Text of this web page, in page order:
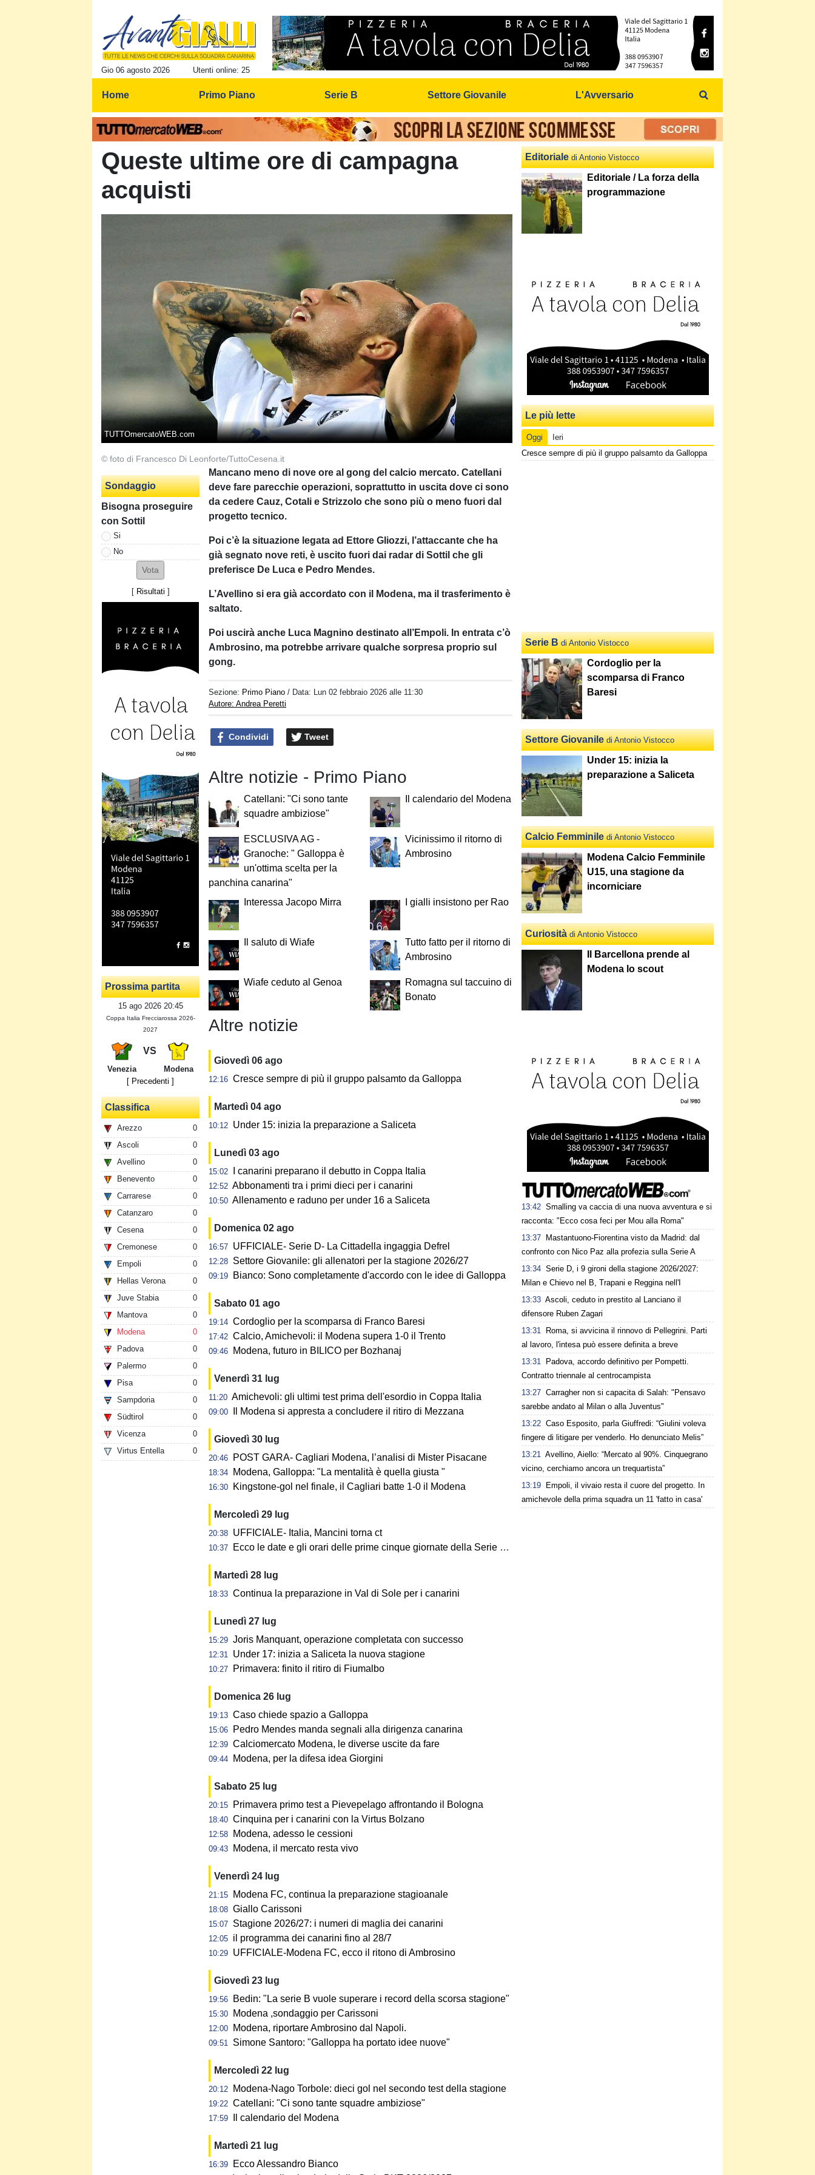
Gio 06 agosto 2026 Utenti online: 25
Home Primo Piano Serie B Settore Giovanile L'Avversario
Queste ultime ore di campagna
acquisti
TUTTOmercatoWEB.com
© foto di Francesco Di Leonforte/TuttoCesena.it
Sondaggio
Bisogna proseguire
con Sottil
Si
No
[ Risultati ]
Prossima partita
15 ago 2026 20:45
Coppa Italia Frecciarossa 2026-
2027
VS
Venezia
Modena
[ Precedenti ]
Classifica
Arezzo
0
Ascoli
0
Avellino
0
Benevento
0
Carrarese
0
Catanzaro
0
Cesena
0
Cremonese
0
Empoli
0
Hellas Verona
0
Juve Stabia
0
Mantova
0
Modena
0
Padova
0
Palermo
0
Pisa
0
Sampdoria
0
Südtirol
0
Vicenza
0
Virtus Entella
0
Mancano meno di nove ore al gong del calcio mercato. Catellani
deve fare parecchie operazioni, soprattutto in uscita dove ci sono
da cedere Cauz, Cotali e Strizzolo che sono più o meno fuori dal
progetto tecnico.
Poi c’è la situazione legata ad Ettore Gliozzi, l’attaccante che ha
già segnato nove reti, è uscito fuori dai radar di Sottil che gli
preferisce De Luca e Pedro Mendes.
L’Avellino si era già accordato con il Modena, ma il trasferimento è
saltato.
Poi uscirà anche Luca Magnino destinato all’Empoli. In entrata c’ò
Ambrosino, ma potrebbe arrivare qualche sorpresa proprio sul
gong.
Sezione: Primo Piano / Data: Lun 02 febbraio 2026 alle 11:30
Autore: Andrea Peretti
Condividi Tweet
Altre notizie - Primo Piano
Catellani: "Ci sono tante
squadre ambiziose"
Il calendario del Modena
ESCLUSIVA AG -
Granoche: " Galloppa è
un'ottima scelta per la
panchina canarina"
Vicinissimo il ritorno di
Ambrosino
Interessa Jacopo Mirra I gialli insistono per Rao
Il saluto di Wiafe
Tutto fatto per il ritorno di
Ambrosino
Wiafe ceduto al Genoa
Romagna sul taccuino di
Bonato
Altre notizie
Giovedì 06 ago
12:16 Cresce sempre di più il gruppo palsamto da Galloppa
Martedì 04 ago
10:12 Under 15: inizia la preparazione a Saliceta
Lunedì 03 ago
15:02 I canarini preparano il debutto in Coppa Italia
12:52 Abbonamenti tra i primi dieci per i canarini
10:50 Allenamento e raduno per under 16 a Saliceta
Domenica 02 ago
16:57 UFFICIALE- Serie D- La Cittadella ingaggia Defrel
12:28 Settore Giovanile: gli allenatori per la stagione 2026/27
09:19 Bianco: Sono completamente d'accordo con le idee di Galloppa
Sabato 01 ago
19:14 Cordoglio per la scomparsa di Franco Baresi
17:42 Calcio, Amichevoli: il Modena supera 1-0 il Trento
09:46 Modena, futuro in BILICO per Bozhanaj
Venerdì 31 lug
11:20 Amichevoli: gli ultimi test prima dell'esordio in Coppa Italia
09:00 Il Modena si appresta a concludere il ritiro di Mezzana
Giovedì 30 lug
20:46 POST GARA- Cagliari Modena, l’analisi di Mister Pisacane
18:34 Modena, Galloppa: "La mentalità è quella giusta "
16:30 Kingstone-gol nel finale, il Cagliari batte 1-0 il Modena
Mercoledì 29 lug
20:38 UFFICIALE- Italia, Mancini torna ct
10:37 Ecco le date e gli orari delle prime cinque giornate della Serie BKT
Martedì 28 lug
18:33 Continua la preparazione in Val di Sole per i canarini
Lunedì 27 lug
15:29 Joris Manquant, operazione completata con successo
12:31 Under 17: inizia a Saliceta la nuova stagione
10:27 Primavera: finito il ritiro di Fiumalbo
Domenica 26 lug
19:13 Caso chiede spazio a Galloppa
15:06 Pedro Mendes manda segnali alla dirigenza canarina
12:39 Calciomercato Modena, le diverse uscite da fare
09:44 Modena, per la difesa idea Giorgini
Sabato 25 lug
20:15 Primavera primo test a Pievepelago affrontando il Bologna
18:40 Cinquina per i canarini con la Virtus Bolzano
12:58 Modena, adesso le cessioni
09:43 Modena, il mercato resta vivo
Venerdì 24 lug
21:15 Modena FC, continua la preparazione stagioanale
18:08 Giallo Carissoni
15:07 Stagione 2026/27: i numeri di maglia dei canarini
12:05 il programma dei canarini fino al 28/7
10:29 UFFICIALE-Modena FC, ecco il ritono di Ambrosino
Giovedì 23 lug
19:56 Bedin: "La serie B vuole superare i record della scorsa stagione"
15:30 Modena ,sondaggio per Carissoni
12:00 Modena, riportare Ambrosino dal Napoli.
09:51 Simone Santoro: "Galloppa ha portato idee nuove"
Mercoledì 22 lug
20:12 Modena-Nago Torbole: dieci gol nel secondo test della stagione
19:22 Catellani: "Ci sono tante squadre ambiziose"
17:59 Il calendario del Modena
Martedì 21 lug
16:39 Ecco Alessandro Bianco
Editoriale di Antonio Vistocco
Editoriale / La forza della
programmazione
Le più lette
Oggi
Ieri
Cresce sempre di più il gruppo palsamto da Galloppa
Serie B di Antonio Vistocco
Cordoglio per la
scomparsa di Franco
Baresi
Settore Giovanile di Antonio Vistocco
Under 15: inizia la
preparazione a Saliceta
Calcio Femminile di Antonio Vistocco
Modena Calcio Femminile
U15, una stagione da
incorniciare
Curiosità di Antonio Vistocco
Il Barcellona prende al
Modena lo scout
13:42 Smalling va caccia di una nuova avventura e si
racconta: "Ecco cosa feci per Mou alla Roma"
13:37
Mastantuono-Fiorentina visto da Madrid: dal
confronto con Nico Paz alla profezia sulla Serie A
13:34 Serie D, i 9 gironi della stagione 2026/2027:
Milan e Chievo nel B, Trapani e Reggina nell'I
13:33 Ascoli, ceduto in prestito al Lanciano il
difensore Ruben Zagari
13:31
Roma, si avvicina il rinnovo di Pellegrini. Parti
al lavoro, l'intesa può essere definita a breve
13:31
Padova, accordo definitivo per Pompetti.
Contratto triennale al centrocampista
13:27 Carragher non si capacita di Salah: "Pensavo
sarebbe andato al Milan o alla Juventus"
13:22 Caso Esposito, parla Giuffredi: “Giulini voleva
fingere di litigare per venderlo. Ho denunciato Melis”
13:21 Avellino, Aiello: “Mercato al 90%. Cinquegrano
vicino, cerchiamo ancora un trequartista”
13:19
Empoli, il vivaio resta il cuore del progetto. In
amichevole della prima squadra un 11 'fatto in casa'